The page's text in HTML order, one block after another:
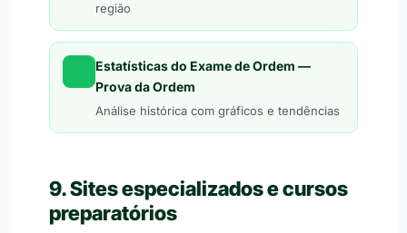
região
Estatísticas do Exame de Ordem —
Prova da Ordem
Análise histórica com gráficos e tendências
9. Sites especializados e cursos
preparatórios